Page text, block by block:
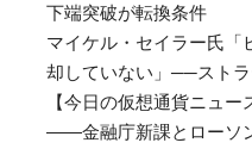
下端突破が転換条件
マイケル・セイラー氏「
却していない」──スト
【今日の仮想通貨ニュ
――金融庁新課とローソ